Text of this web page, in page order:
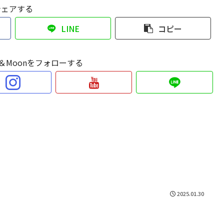
アする
LINE コピー
Moonをフォローする
2025.01.30